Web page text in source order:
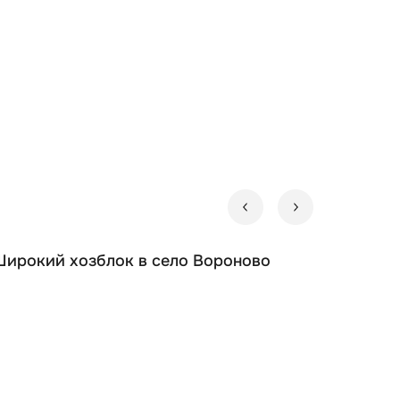
вторичном рынке.
рабочие инструменты и т.д.
хозблок в село Вороново